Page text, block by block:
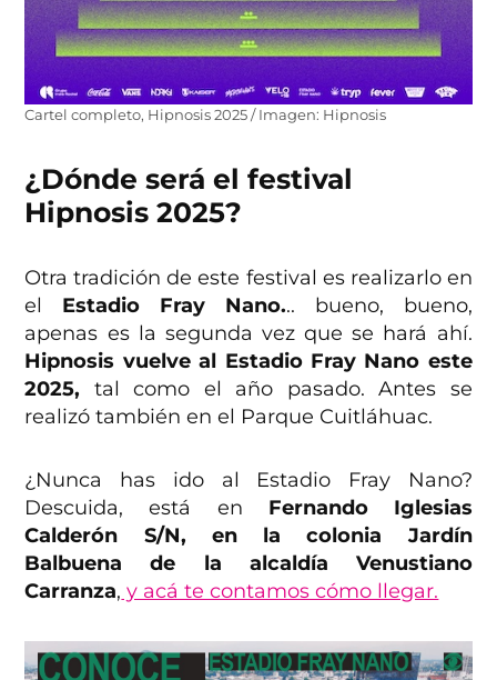
Cartel completo, Hipnosis 2025 / Imagen: Hipnosis
¿Dónde será el festival
Hipnosis 2025?
Otra tradición de este festival es realizarlo en
el Estadio Fray Nano... bueno, bueno,
apenas es la segunda vez que se hará ahí.
Hipnosis vuelve al Estadio Fray Nano este
2025, tal como el año pasado. Antes se
realizó también en el Parque Cuitláhuac.
¿Nunca has ido al Estadio Fray Nano?
Descuida, está en Fernando Iglesias
Calderón S/N, en la colonia Jardín
Balbuena de la alcaldía Venustiano
Carranza, y acá te contamos cómo llegar.